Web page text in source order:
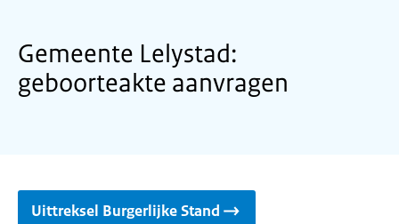
Gemeente Lelystad:
geboorteakte aanvragen
Uittreksel Burgerlijke Stand